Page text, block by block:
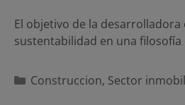
El objetivo de la desarrolladora
sustentabilidad en una
Categorías
Construccion, Sector